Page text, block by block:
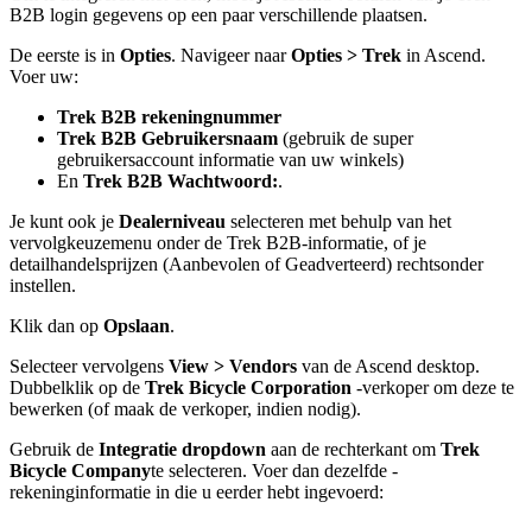
B2B login gegevens op een paar verschillende plaatsen.
De eerste is in Opties. Navigeer naar Opties > Trek in Ascend.
Voer uw:
Trek B2B rekeningnummer
Trek B2B Gebruikersnaam (gebruik de super
gebruikersaccount informatie van uw winkels)
En Trek B2B Wachtwoord:.
Je kunt ook je Dealerniveau selecteren met behulp van het
vervolgkeuzemenu onder de Trek B2B-informatie, of je
detailhandelsprijzen (Aanbevolen of Geadverteerd) rechtsonder
instellen.
Klik dan op Opslaan.
Selecteer vervolgens View > Vendors van de Ascend desktop.
Dubbelklik op de Trek Bicycle Corporation -verkoper om deze te
bewerken (of maak de verkoper, indien nodig).
Gebruik de Integratie dropdown aan de rechterkant om Trek
Bicycle Companyte selecteren. Voer dan dezelfde -
rekeninginformatie in die u eerder hebt ingevoerd: